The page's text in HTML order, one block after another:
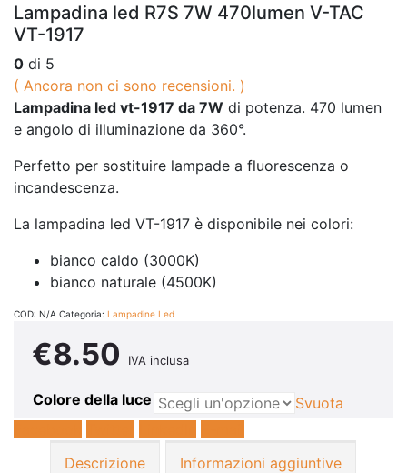
Lampadina led R7S 7W 470lumen V-TAC
VT-1917
0 di 5
( Ancora non ci sono recensioni. )
Lampadina led vt-1917 da 7W di potenza. 470 lumen
e angolo di illuminazione da 360°.
Perfetto per sostituire lampade a fluorescenza o
incandescenza.
La lampadina led VT-1917 è disponibile nei colori:
bianco caldo (3000K)
bianco naturale (4500K)
COD: N/A Categoria: Lampadine Led
€8.50 IVA inclusa
Colore della luce
Svuota
Descrizione
Informazioni aggiuntive